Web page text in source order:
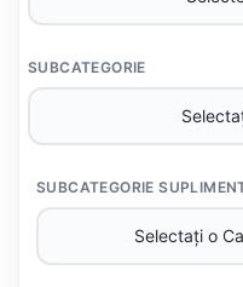
SUBCATEGORIE
SUBCATEGORIE